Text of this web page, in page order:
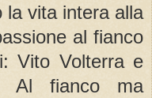
la vita intera alla
al fianco
Vito Volterra e
Al fianco ma